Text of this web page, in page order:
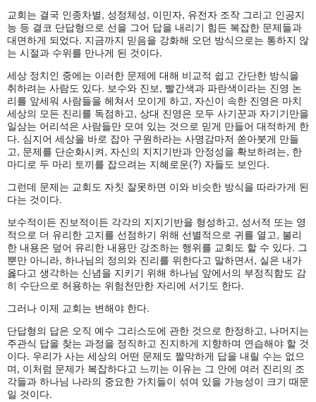
교회는 결국 인종차별, 성정체성, 이민자, 유전자 조작 그리고 인공지
능 등 결코 단답형으로 선을 그어 답을 내리기 힘든 복잡한 문제들과
대면하게 되었다. 지금까지 믿음을 강화해 오던 방식으로는 통하지 않
는 시절과 수위를 만나게 된 것이다.
세상 정치인 중에는 이러한 문제에 대해 비교적 쉽고 간단한 방식을
취하려는 사람도 있다. 보수와 진보, 빨간색과 파란색이라는 진영 논
리를 앞세워 사람들을 헤쳐서 모이게 하고, 자신이 속한 진영은 마치
세상의 모든 진리를 독점하고, 상대 진영은 모두 사기꾼과 자기기만을
일삼는 어리석은 사람들만 모여 있는 것으로 믿게 만들어 대적하게 한
다. 심지어 세상을 바로 잡아 구원하라는 사명감마저 쏟아붓게 만들
고, 문제를 단순화시켜, 자신의 지지기반과 안정성을 확보하려는, 한
마디로 두 마리 토끼를 잡으려는 지혜로운(?) 자들도 보인다.
그런데 문제는 교회도 자칫 잘못하면 이와 비슷한 방식을 따라가게 된
다는 것이다.
보수적이든 진보적이든 각각의 지지기반을 형성하고, 성서적 또는 영
적으로 더 유리한 고지를 선점하기 위해 선별적으로 귀를 열고, 불리
한 내용은 덮어 유리한 내용만 강조하는 행위를 교회도 할 수 있다. 그
뿐만 아니라, 하나님의 정의와 진리를 위한다고 말하면서, 실은 내가
옳다고 생각하는 신념을 지키기 위해 하나님 앞에서의 부정직함도 감
히 수단으로 허용하는 위험천만한 자리에 서기도 한다.
그러나 이제 교회는 변해야 한다.
단답형의 답은 오직 예수 그리스도에 관한 것으로 한정하고, 나머지는
주관식 답을 찾는 과정을 정직하고 진지하게 지향하며 연습해야 할 것
이다. 우리가 사는 세상의 어떤 문제도 짤막하게 답을 내릴 수는 없으
며, 이처럼 문제가 복잡하다고 느끼는 이유는 그 안에 여러 진리의 조
각들과 하나님 나라의 중요한 가치들이 섞여 있을 가능성이 크기 때문
일 것이다.